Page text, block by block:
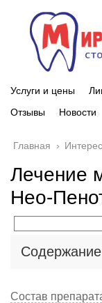
Услуги и цены
Отзывы
Новости
Главная ›
Лечение
Нео-
Содержание
Состав